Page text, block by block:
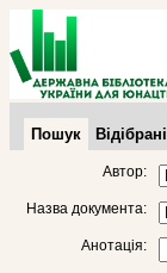
Пошук Відібрані
Автор:
Назва документа:
Анотація: